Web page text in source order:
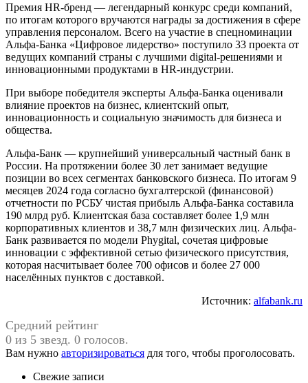
Премия HR-бренд — легендарный конкурс среди компаний,
по итогам которого вручаются награды за достижения в сфере
управления персоналом. Всего на участие в спецноминации
Альфа-Банка «Цифровое лидерство» поступило 33 проекта от
ведущих компаний страны с лучшими digital-решениями и
инновационными продуктами в HR-индустрии.
При выборе победителя эксперты Альфа-Банка оценивали
влияние проектов на бизнес, клиентский опыт,
инновационность и социальную значимость для бизнеса и
общества.
Альфа-Банк — крупнейший универсальный частный банк в
России. На протяжении более 30 лет занимает ведущие
позиции во всех сегментах банковского бизнеса. По итогам 9
месяцев 2024 года согласно бухгалтерской (финансовой)
отчетности по РСБУ чистая прибыль Альфа-Банка составила
190 млрд руб. Клиентская база составляет более 1,9 млн
корпоративных клиентов и 38,7 млн физических лиц. Альфа-
Банк развивается по модели Phygital, сочетая цифровые
инновации с эффективной сетью физического присутствия,
которая насчитывает более 700 офисов и более 27 000
населённых пунктов с доставкой.
Источник: alfabank.ru
Средний рейтинг
0 из 5 звезд. 0 голосов.
Вам нужно авторизироваться для того, чтобы проголосовать.
Свежие записи